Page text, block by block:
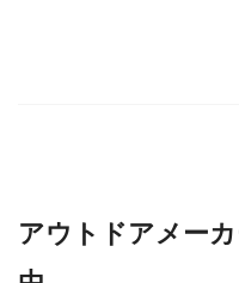
アウトドアメー